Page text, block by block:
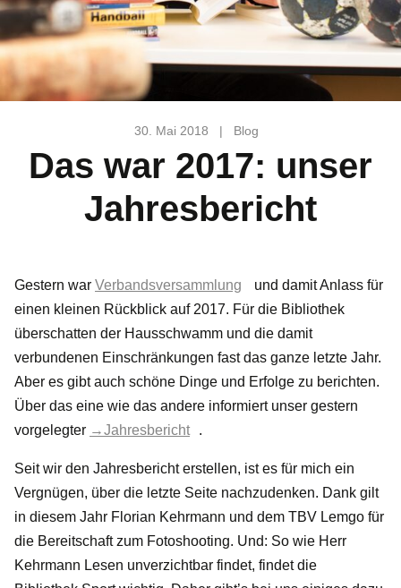
30. Mai 2018 | Blog
Das war 2017: unser
Jahresbericht
Gestern war Verbandsversammlung
und damit Anlass für
einen kleinen Rückblick auf 2017. Für die Bibliothek
überschatten der Hausschwamm und die damit
verbundenen Einschränkungen fast das ganze letzte Jahr.
Aber es gibt auch schöne Dinge und Erfolge zu berichten.
Über das eine wie das andere informiert unser gestern
vorgelegter →Jahresbericht .
Seit wir den Jahresbericht erstellen, ist es für mich ein
Vergnügen, über die letzte Seite nachzudenken. Dank gilt
in diesem Jahr Florian Kehrmann und dem TBV Lemgo für
die Bereitschaft zum Fotoshooting. Und: So wie Herr
Kehrmann Lesen unverzichtbar findet, findet die